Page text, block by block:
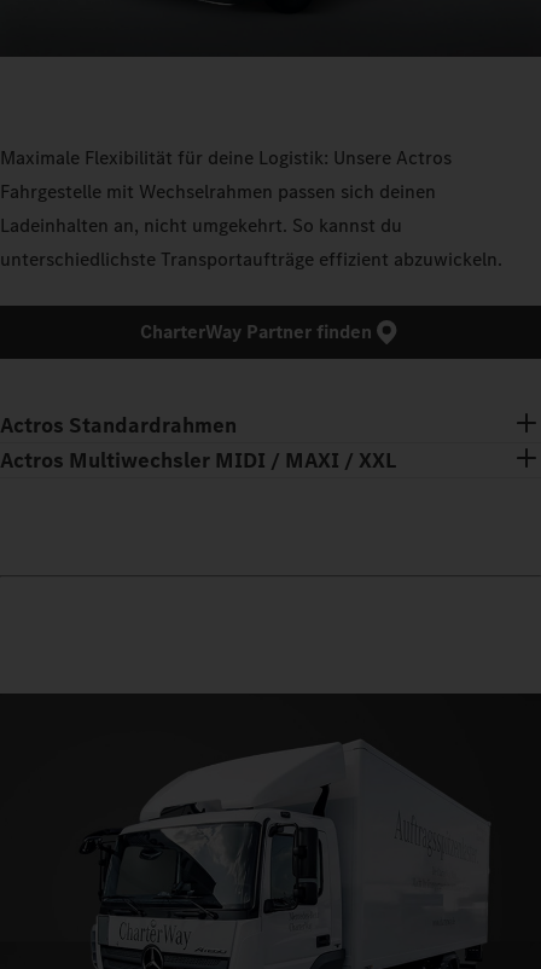
Maximale Flexibilität für deine Logistik: Unsere Actros
Fahrgestelle mit Wechselrahmen passen sich deinen
Ladeinhalten an, nicht umgekehrt. So kannst du
unterschiedlichste Transportaufträge effizient abzuwickeln.
CharterWay Partner finden
Actros Standardrahmen
Actros Multiwechsler MIDI / MAXI / XXL